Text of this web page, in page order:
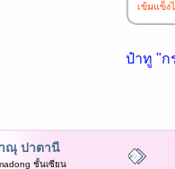
เข้มแข็ง
ป๋าทู "ก
ณุ ปาตานี
ชั้นเซียน